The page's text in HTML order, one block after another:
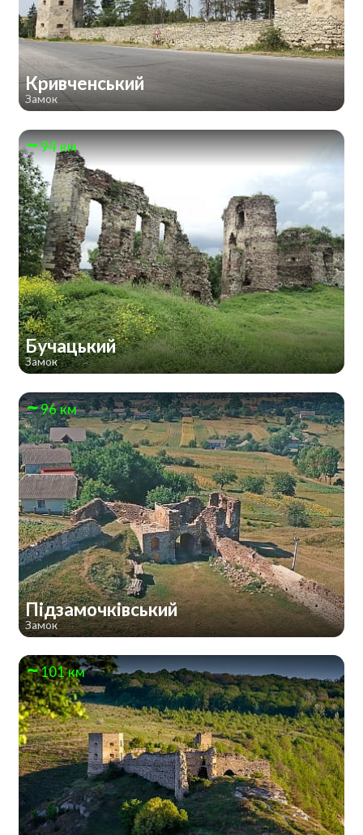
Кривченський
Замок
94 км
Бучацький
Замок
96 км
Підзамочківський
Замок
101 км